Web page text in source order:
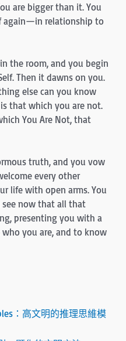
are bigger than it. You
again—in relationship to
the room, and you begin
Then it dawns on you.
else can you know
that which you are not.
You Are Not, that
truth, and you vow
every other
life with open arms. You
see now that all that
presenting you with a
you are, and to know
：高文明的推理思維模